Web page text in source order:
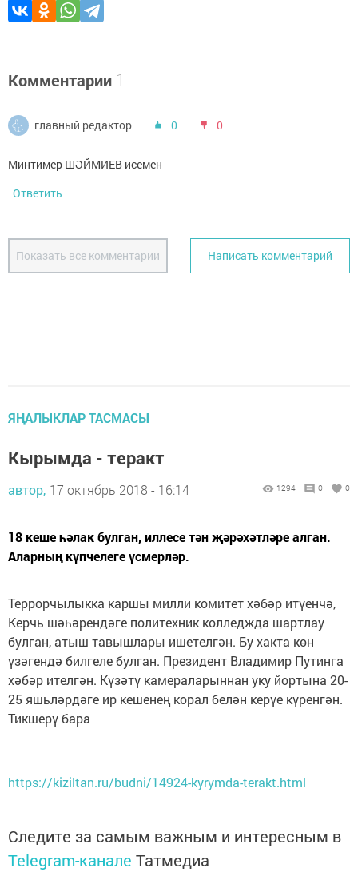
Комментарии 1
главный редактор 0 0
Минтимер ШӘЙМИЕВ исемен
Ответить
Показать все комментарии Написать комментарий
ЯҢАЛЫКЛАР ТАСМАСЫ
Кырымда - теракт
автор, 17 октябрь 2018 - 16:14 1294 0 0
18 кеше һәлак булган, иллесе тән җәрәхәтләре алган.
Аларның күпчелеге үсмерләр.
Террорчылыкка каршы милли комитет хәбәр итүенчә,
Керчь шәһәрендәге политехник колледжда шартлау
булган, атыш тавышлары ишетелгән. Бу хакта көн
үзәгендә билгеле булган. Президент Владимир Путинга
хәбәр ителгән. Күзәтү камераларыннан уку йортына 20-
25 яшьләрдәге ир кешенең корал белән керүе күренгән.
Тикшерү бара
https://kiziltan.ru/budni/14924-kyrymda-terakt.html
Следите за самым важным и интересным в
Telegram-канале Татмедиа